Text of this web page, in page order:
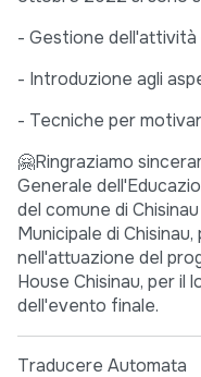
- Gestione dell'attività
- Introduzione agli
- Tecniche per
🤗Ringraziamo
Generale
del comune di
Municipale di
nell'attuazione del
House Chisinau, per il
dell'evento finale.
Traducere Automata